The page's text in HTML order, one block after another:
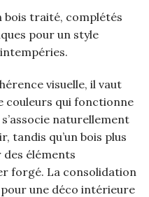
bois traité, complétés
pour un style
visuelle, il vaut
couleurs qui fonctionne
naturellement
tandis qu’un bois plus
éléments
forgé. La consolidation
une déco intérieure